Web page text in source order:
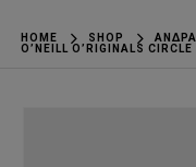
HOME SHOP
O’NEILL O’RIGINALS